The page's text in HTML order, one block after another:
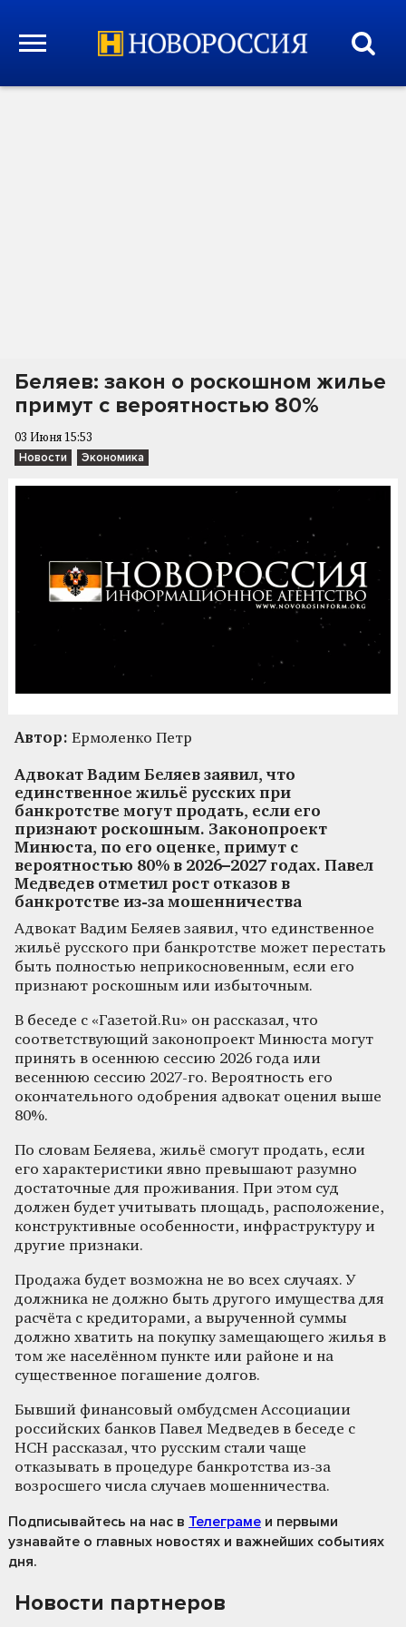
Беляев: закон о роскошном жилье
примут с вероятностью 80%
03 Июня 15:53
Новости Экономика
Автор: Ермоленко Петр
Адвокат Вадим Беляев заявил, что
единственное жильё русских при
банкротстве могут продать, если его
признают роскошным. Законопроект
Минюста, по его оценке, примут с
вероятностью 80% в 2026–2027 годах. Павел
Медведев отметил рост отказов в
банкротстве из-за мошенничества
Адвокат Вадим Беляев заявил, что единственное
жильё русского при банкротстве может перестать
быть полностью неприкосновенным, если его
признают роскошным или избыточным.
В беседе с «Газетой.Ru» он рассказал, что
соответствующий законопроект Минюста могут
принять в осеннюю сессию 2026 года или
весеннюю сессию 2027-го. Вероятность его
окончательного одобрения адвокат оценил выше
80%.
По словам Беляева, жильё смогут продать, если
его характеристики явно превышают разумно
достаточные для проживания. При этом суд
должен будет учитывать площадь, расположение,
конструктивные особенности, инфраструктуру и
другие признаки.
Продажа будет возможна не во всех случаях. У
должника не должно быть другого имущества для
расчёта с кредиторами, а вырученной суммы
должно хватить на покупку замещающего жилья в
том же населённом пункте или районе и на
существенное погашение долгов.
Бывший финансовый омбудсмен Ассоциации
российских банков Павел Медведев в беседе с
НСН рассказал, что русским стали чаще
отказывать в процедуре банкротства из-за
возросшего числа случаев мошенничества.
Подписывайтесь на нас в Телеграме и первыми
узнавайте о главных новостях и важнейших событиях
дня.
Новости партнеров